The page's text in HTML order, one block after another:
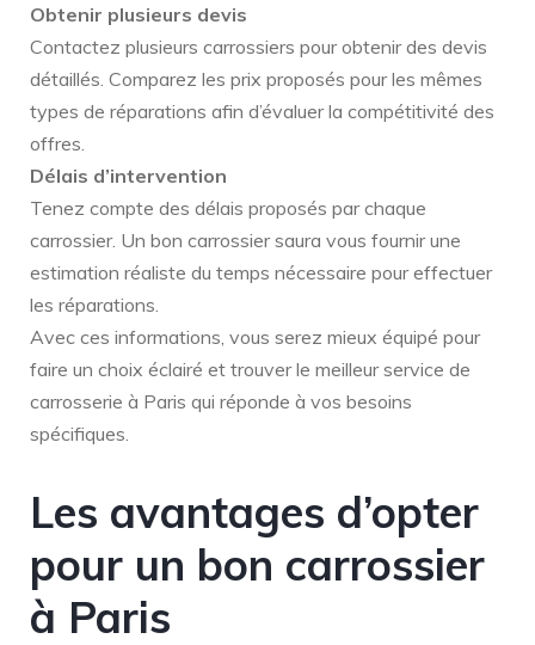
Obtenir plusieurs devis
Contactez plusieurs carrossiers pour obtenir des devis
détaillés. Comparez les prix proposés pour les mêmes
types de réparations afin d’évaluer la compétitivité des
offres.
Délais d’intervention
Tenez compte des délais proposés par chaque
carrossier. Un bon carrossier saura vous fournir une
estimation réaliste du temps nécessaire pour effectuer
les réparations.
Avec ces informations, vous serez mieux équipé pour
faire un choix éclairé et trouver le meilleur service de
carrosserie à Paris qui réponde à vos besoins
spécifiques.
Les avantages d’opter
pour un bon carrossier
à Paris